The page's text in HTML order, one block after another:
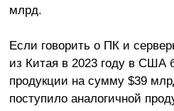
млрд.
Если говорить о ПК и
из Китая в 2023 году в США
продукции на сумму $39
поступило аналогичной